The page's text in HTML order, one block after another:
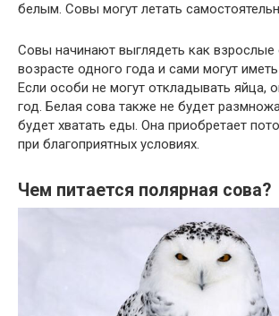
белым. Совы могут летать
Совы начинают выглядеть как взрослые
возрасте одного года и сами могут
Если особи не могут откладывать яйца,
год. Белая сова также не будет
будет хватать еды. Она приобретает
при благоприятных условиях.
Чем питается полярная сова?